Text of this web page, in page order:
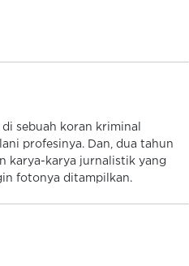
sebuah koran kriminal
profesinya. Dan, dua tahun
karya-karya jurnalistik yang
fotonya ditampilkan.
Poda Banten: Warga
Ajukan Permintaan Air Bersih
Call Center Polri 110
Tangsel Diminta Tangani